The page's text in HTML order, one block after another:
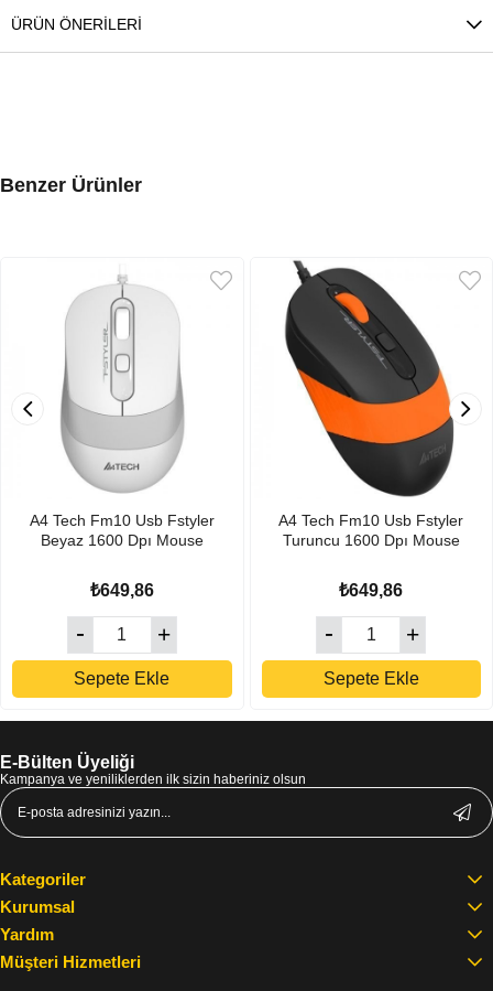
ÜRÜN ÖNERILERI
Benzer Ürünler
A4 Tech Fm10 Usb Fstyler
Beyaz 1600 Dpı Mouse
₺649,86
Sepete Ekle
A4 Tech Fm10 Usb Fstyler
Turuncu 1600 Dpı Mouse
₺649,86
Sepete Ekle
E-Bülten Üyeliği
Kampanya ve yeniliklerden ilk sizin haberiniz olsun
Kategoriler
Kurumsal
Yardım
Müşteri Hizmetleri